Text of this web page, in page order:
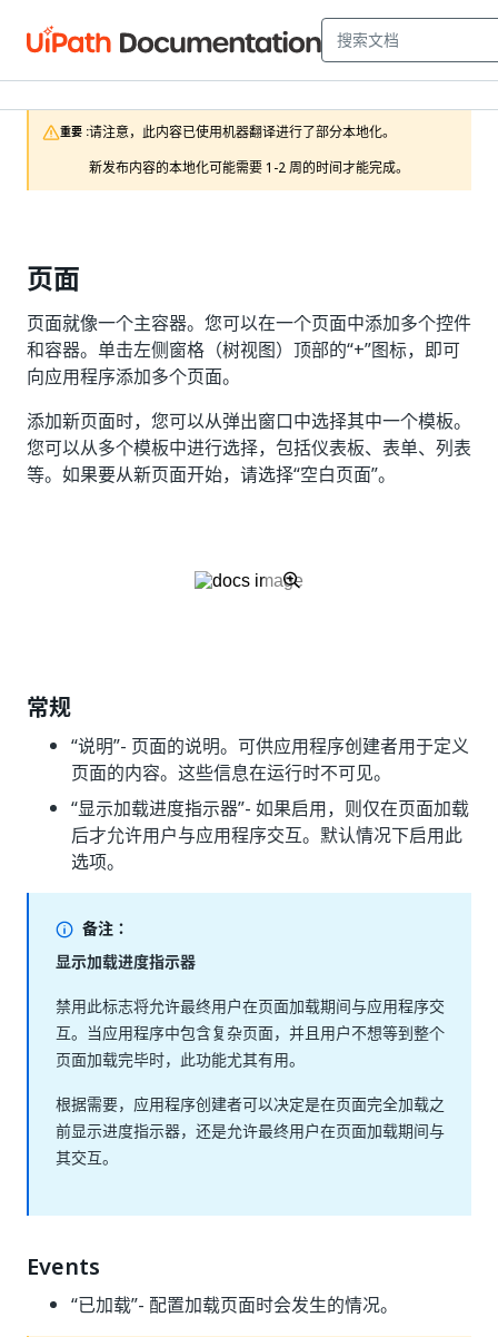
重要 :请注意，此内容已使用机器翻译进行了部分本地化。
新发布内容的本地化可能需要 1-2 周的时间才能完成。
页面
页面就像一个主容器。您可以在一个页面中添加多个控件
和容器。单击左侧窗格（树视图）顶部的“+”图标，即可
向应用程序添加多个页面。
添加新页面时，您可以从弹出窗口中选择其中一个模板。
您可以从多个模板中进行选择，包括仪表板、表单、列表
等。如果要从新页面开始，请选择“空白页面”。
常规
“说明”- 页面的说明。可供应用程序创建者用于定义
页面的内容。这些信息在运行时不可见。
“显示加载进度指示器”- 如果启用，则仅在页面加载
后才允许用户与应用程序交互。默认情况下启用此
选项。
备注：
显示加载进度指示器
禁用此标志将允许最终用户在页面加载期间与应用程序交
互。当应用程序中包含复杂页面，并且用户不想等到整个
页面加载完毕时，此功能尤其有用。
根据需要，应用程序创建者可以决定是在页面完全加载之
前显示进度指示器，还是允许最终用户在页面加载期间与
其交互。
Events
“已加载”- 配置加载页面时会发生的情况。